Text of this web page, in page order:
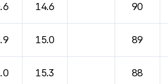
14.6 90
15.0 89
15.3 88